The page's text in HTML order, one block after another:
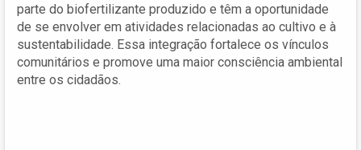
parte do biofertilizante produzido e têm a oportunidade
de se envolver em atividades relacionadas ao cultivo e à
sustentabilidade. Essa integração fortalece os vínculos
comunitários e promove uma maior consciência ambiental
entre os cidadãos.